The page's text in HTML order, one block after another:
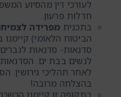
לעורכי דין מהסיוע
חדלות פרעון.
בתכנית מפרידה
הביטוח הלאומי)
סדנאות- סדנאות
לנשים בבת ים. הסדנאות
לאחר תהליכי גירושין.
בהצלחה מרובה!
בתקופה זו קיימנו